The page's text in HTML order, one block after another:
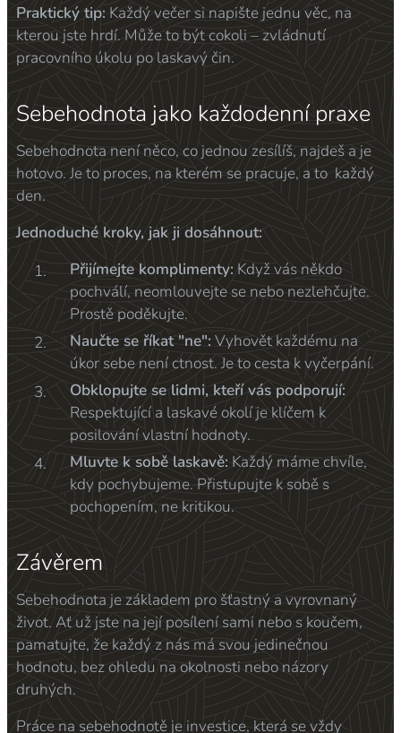
Praktický tip: Každý večer si napište jednu věc, na
kterou jste hrdí. Může to být cokoli – zvládnutí
pracovního úkolu po laskavý čin.
Sebehodnota jako každodenní praxe
Sebehodnota není něco, co jednou zesílíš, najdeš a je
hotovo. Je to proces, na kterém se pracuje, a to každý
den.
Jednoduché kroky, jak ji dosáhnout:
Přijímejte komplimenty: Když vás někdo
pochválí, neomlouvejte se nebo nezlehčujte.
Prostě poděkujte.
Naučte se říkat "ne": Vyhovět každému na
úkor sebe není ctnost. Je to cesta k vyčerpání.
Obklopujte se lidmi, kteří vás podporují:
Respektující a laskavé okolí je klíčem k
posilování vlastní hodnoty.
Mluvte k sobě laskavě: Každý máme chvíle,
kdy pochybujeme. Přistupujte k sobě s
pochopením, ne kritikou.
Závěrem
Sebehodnota je základem pro šťastný a vyrovnaný
život. Ať už jste na její posílení sami nebo s koučem,
pamatujte, že každý z nás má svou jedinečnou
hodnotu, bez ohledu na okolnosti nebo názory
druhých.
Práce na sebehodnotě je investice, která se vždy